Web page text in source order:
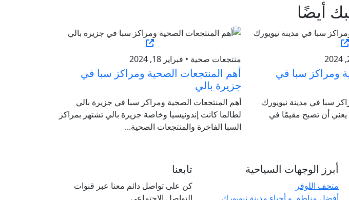
أيضًا
ومراكز سبا في
سبا في مدينة نيويورك
يعني أن تصبح مقيمًا في
منتجعات صحية • فبراير 18, 2024
أهم المنتجعات الصحية ومراكز سبا في
جزيرة بالي
أهم المنتجعات الصحية ومراكز سبا في جزيرة بالي
لطالما كانت إندونيسيا وخاصة جزيرة بالي تشتهر بمراكز
السبا الفاخرة والمنتجعات الصحية...
أبرز الوجهات السياحية
متحف اللوفر
تابعنا
كن على تواصل دائم معنا عبر قنوات